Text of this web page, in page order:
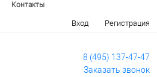
Контакты
Вход Регистрация
8 (495) 137-47-47
Заказать звонок